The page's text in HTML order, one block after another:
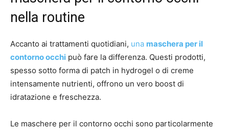
nella routine
Accanto ai trattamenti quotidiani, una maschera per il
contorno occhi può fare la differenza. Questi prodotti,
spesso sotto forma di patch in hydrogel o di creme
intensamente nutrienti, offrono un vero boost di
idratazione e freschezza.
Le maschere per il contorno occhi sono particolarmente